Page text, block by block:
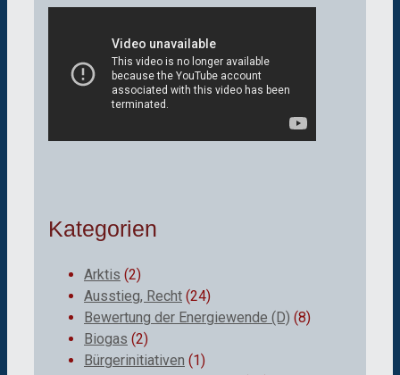
Kategorien
Arktis (2)
Ausstieg, Recht (24)
Bewertung der Energiewende (D) (8)
Biogas (2)
Bürgerinitiativen (1)